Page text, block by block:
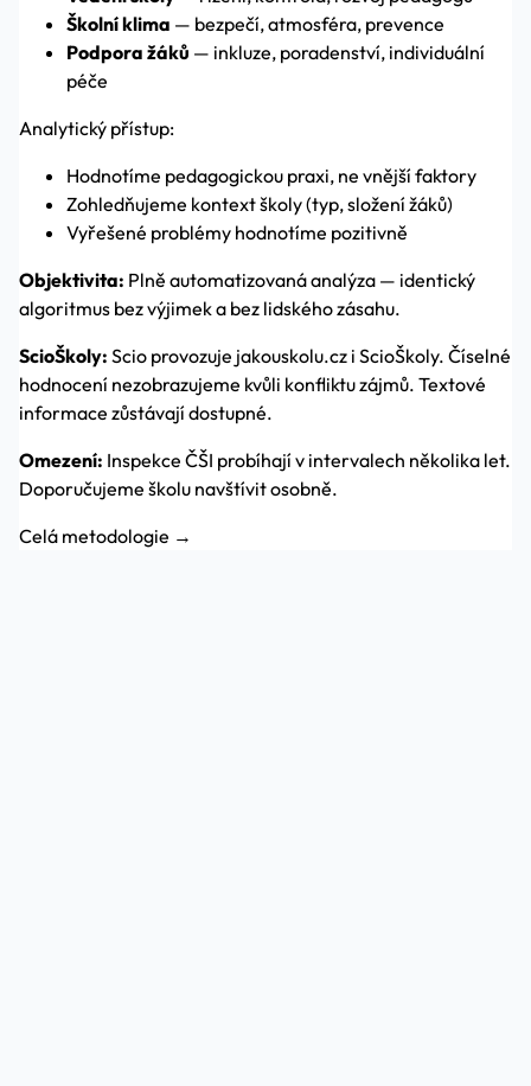
Školní klima — bezpečí, atmosféra, prevence
Podpora žáků — inkluze, poradenství, individuální
péče
Analytický přístup:
Hodnotíme pedagogickou praxi, ne vnější faktory
Zohledňujeme kontext školy (typ, složení žáků)
Vyřešené problémy hodnotíme pozitivně
Objektivita: Plně automatizovaná analýza — identický
algoritmus bez výjimek a bez lidského zásahu.
ScioŠkoly: Scio provozuje jakouskolu.cz i ScioŠkoly. Číselné
hodnocení nezobrazujeme kvůli konfliktu zájmů. Textové
informace zůstávají dostupné.
Omezení: Inspekce ČŠI probíhají v intervalech několika let.
Doporučujeme školu navštívit osobně.
Celá metodologie →